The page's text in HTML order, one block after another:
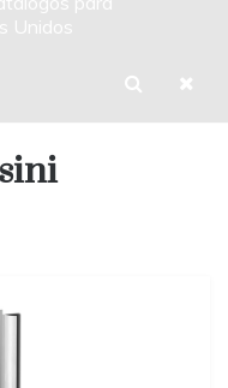
Unidos